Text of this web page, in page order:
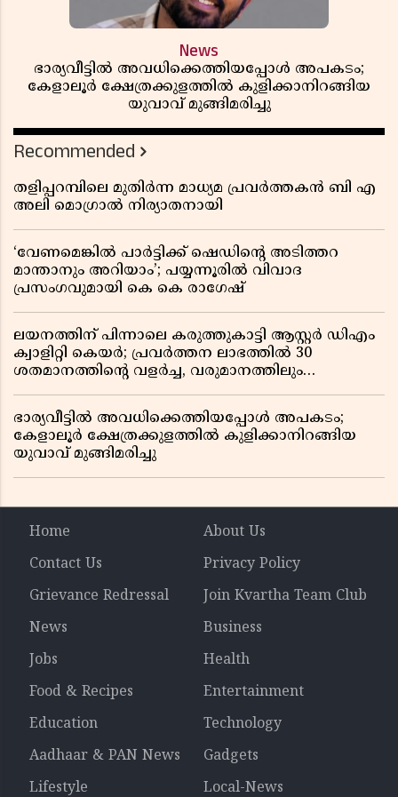
News
ഭാര്യവീട്ടിൽ അവധിക്കെത്തിയപ്പോൾ അപകടം;
കേളാലൂർ ക്ഷേത്രക്കുളത്തിൽ കുളിക്കാനിറങ്ങിയ
യുവാവ് മുങ്ങിമരിച്ചു
Recommended
തളിപ്പറമ്പിലെ മുതിർന്ന മാധ്യമ പ്രവർത്തകൻ ബി എ
അലി മൊഗ്രാൽ നിര്യാതനായി
‘വേണമെങ്കിൽ പാർട്ടിക്ക് ഷെഡിൻ്റെ അടിത്തറ
മാന്താനും അറിയാം’; പയ്യന്നൂരിൽ വിവാദ
പ്രസംഗവുമായി കെ കെ രാഗേഷ്
ലയനത്തിന് പിന്നാലെ കരുത്തുകാട്ടി ആസ്റ്റർ ഡിഎം
ക്വാളിറ്റി കെയർ; പ്രവർത്തന ലാഭത്തിൽ 30
ശതമാനത്തിൻ്റെ വളർച്ച, വരുമാനത്തിലും
റിപ്പോർട്ട് പുറത്ത്
ഭാര്യവീട്ടിൽ അവധിക്കെത്തിയപ്പോൾ അപകടം;
കേളാലൂർ ക്ഷേത്രക്കുളത്തിൽ കുളിക്കാനിറങ്ങിയ
യുവാവ് മുങ്ങിമരിച്ചു
Home
About Us
Contact Us
Privacy Policy
Grievance Redressal
Join Kvartha Team Club
News
Business
Jobs
Health
Food & Recipes
Entertainment
Education
Technology
Aadhaar & PAN News
Gadgets
Lifestyle
Local-News